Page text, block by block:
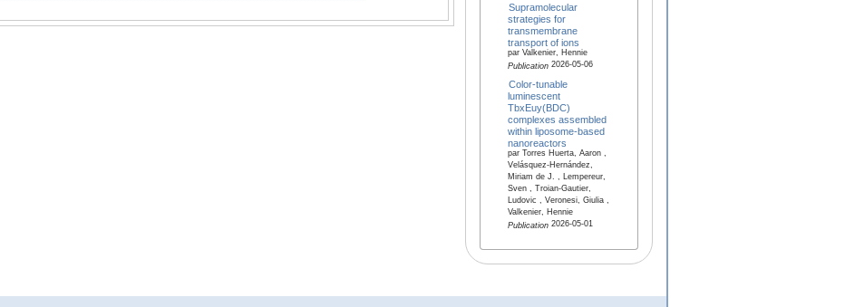
Supramolecular
strategies for
transmembrane
transport of ions
par Valkenier, Hennie
Publication2026-05-06
Color-tunable
luminescent
TbxEuy(BDC)
complexes assembled
within liposome-based
nanoreactors
par Torres Huerta, Aaron ,
Velásquez-Hernández,
Miriam de J. , Lempereur,
Sven , Troian‐Gautier,
Ludovic , Veronesi, Giulia ,
Valkenier, Hennie
Publication2026-05-01